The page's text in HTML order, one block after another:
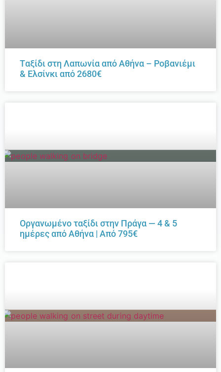
Tαξίδι στη Λαπωνία από Αθήνα – Ροβανιέμι
& Ελσίνκι από 2680€
Οργανωμένο ταξίδι στην Πράγα — 4 & 5
ημέρες από Αθήνα | Από 795€